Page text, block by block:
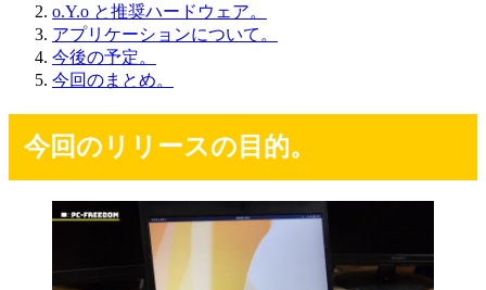
o.Y.o と推奨ハードウェア。
アプリケーションについて。
今後の予定。
今回のまとめ。
今回のリリースの目的。